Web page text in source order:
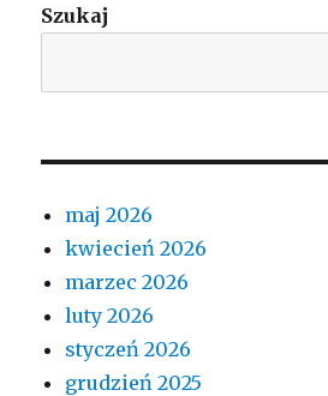
Szukaj
maj 2026
kwiecień 2026
marzec 2026
luty 2026
styczeń 2026
grudzień 2025